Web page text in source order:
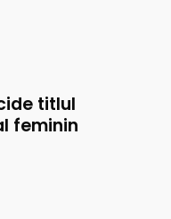
titlul
feminin